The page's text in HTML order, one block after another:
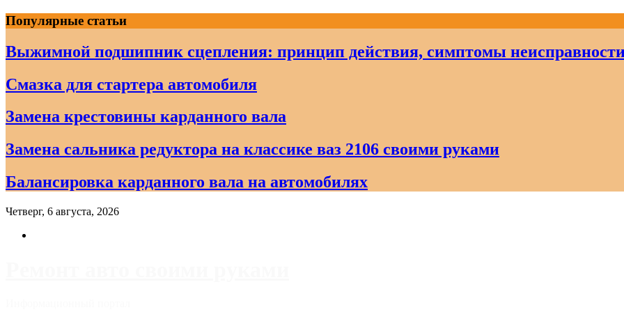
Skip
to
content
Популярные статьи
Выжимной подшипник сцепления: принцип действия, симптомы
Смазка для стартера автомобиля
Замена крестовины карданного вала
Замена сальника редуктора на классике ваз 2106 своими руками
Балансировка карданного вала на автомобилях
Четверг, 6 августа, 2026